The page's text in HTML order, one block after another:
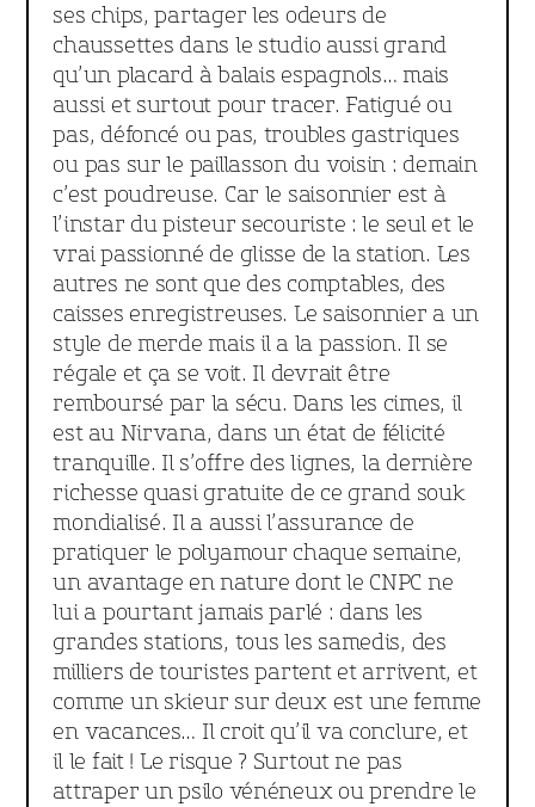
ses chips, partager les odeurs de
chaussettes dans le studio aussi grand
qu’un placard à balais espagnols… mais
aussi et surtout pour tracer. Fatigué ou
pas, défoncé ou pas, troubles gastriques
ou pas sur le paillasson du voisin : demain
c’est poudreuse. Car le saisonnier est à
l’instar du pisteur secouriste : le seul et le
vrai passionné de glisse de la station. Les
autres ne sont que des comptables, des
caisses enregistreuses. Le saisonnier a un
style de merde mais il a la passion. Il se
régale et ça se voit. Il devrait être
remboursé par la sécu. Dans les cimes, il
est au Nirvana, dans un état de félicité
tranquille. Il s’offre des lignes, la dernière
richesse quasi gratuite de ce grand souk
mondialisé. Il a aussi l’assurance de
pratiquer le polyamour chaque semaine,
un avantage en nature dont le CNPC ne
lui a pourtant jamais parlé : dans les
grandes stations, tous les samedis, des
milliers de touristes partent et arrivent, et
comme un skieur sur deux est une femme
en vacances… Il croit qu’il va conclure, et
il le fait ! Le risque ? Surtout ne pas
attraper un psilo vénéneux ou prendre le